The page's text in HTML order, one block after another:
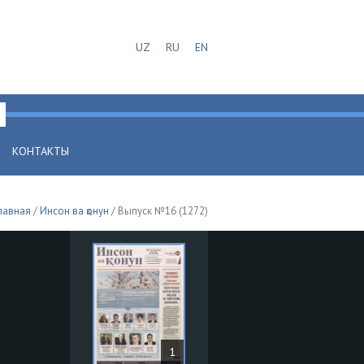
UZ RU EN
КОНТАКТЫ
/Инсон ва қонун / Выпуск №16 (1272)
1